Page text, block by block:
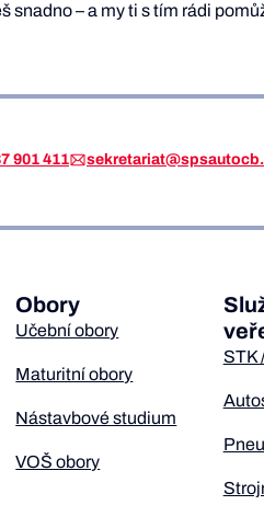
snadno – a my ti s tím rádi
901 411
Obory
Učební obory
Maturitní obory
Nástavbové studium
VOŠ obory
STK